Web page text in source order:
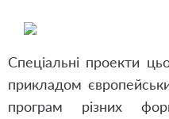
Спеціальні проекти
прикладом
програм різних